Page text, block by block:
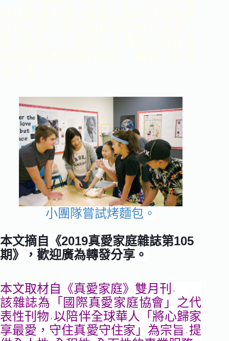
小團隊嘗試烤麵包。
本文摘自《2019真愛家庭雜誌第105
期》， 歡迎廣為轉發分享。
本文取材自《真愛家庭》雙月刊 。
該雜誌為「國際真愛家庭協會」之代
表性刊物 ， 以陪伴全球華人「將心歸家
享最愛，守住真愛守住家」為宗旨 ，提